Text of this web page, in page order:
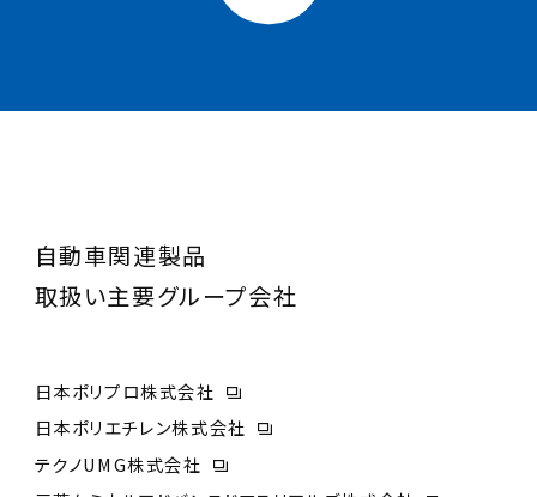
自動車関連製品
取扱い主要グループ会社
日本ポリプロ株式会社
テクノUMG株式会社
日本ポリエチレン株式会社